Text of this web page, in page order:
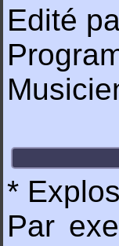
Edité
*
Par